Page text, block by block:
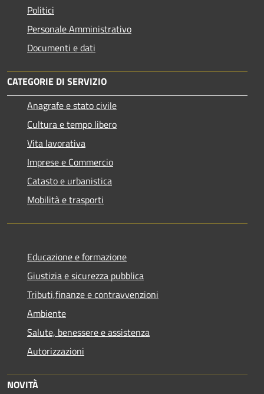
Politici
Personale Amministrativo
Documenti e dati
CATEGORIE DI SERVIZIO
Anagrafe e stato civile
Cultura e tempo libero
Vita lavorativa
Imprese e Commercio
Catasto e urbanistica
Mobilità e trasporti
Educazione e formazione
Giustizia e sicurezza pubblica
Tributi,finanze e contravvenzioni
Ambiente
Salute, benessere e assistenza
Autorizzazioni
NOVITÀ